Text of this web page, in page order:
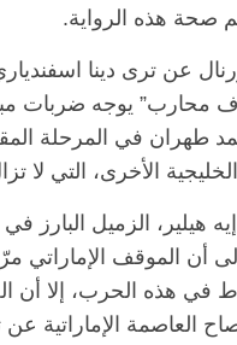
صحة هذه الرواية.
عن ترى دينا
محارب” يوجه ضربات
طهران في المرحلة
الأخرى، التي لا
هيلير، الزميل البارز
أن الموقف الإماراتي
في هذه الحرب، إلا أن
العاصمة الإماراتية عن